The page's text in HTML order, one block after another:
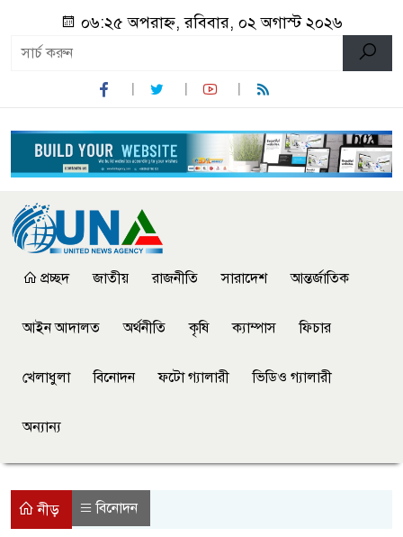
০৬:২৫ অপরাহ্ন, রবিবার, ০২ অগাস্ট ২০২৬
প্রচ্ছদ জাতীয় রাজনীতি সারাদেশ আন্তর্জাতিক
আইন আদালত অর্থনীতি কৃষি ক্যাম্পাস ফিচার
খেলাধুলা বিনোদন ফটো গ্যালারী ভিডিও গ্যালারী
অন্যান্য
নীড় বিনোদন